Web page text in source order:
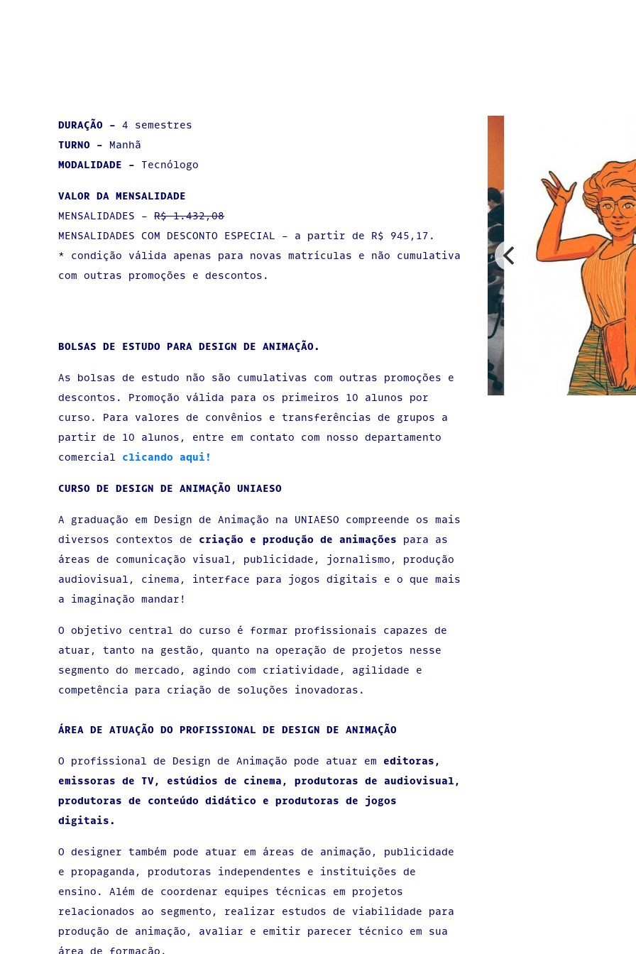
DURAÇÃO -4 semestres
TURNO - Manhã
MODALIDADE - Tecnólogo
VALOR DA MENSALIDADE
MENSALIDADES -R$ 1.432,08
MENSALIDADES COM DESCONTO ESPECIAL - a partir de R$ 945,17.
* condição válida apenas para novas matrículas e não cumulativa
com outras promoções e descontos.
BOLSAS DE ESTUDO PARA DESIGN DE ANIMAÇÃO.
As bolsas de estudo não são cumulativas com outras promoções e
descontos. Promoção válida para os primeiros 10 alunos por
curso. Para valores de convênios e transferências de grupos a
partir de 10 alunos, entre em contato com nosso departamento
comercial clicando aqui!
CURSO DE DESIGN DE ANIMAÇÃO UNIAESO
A graduação em Design de Animação na UNIAESO compreende os mais
diversos contextos de criação e produção de animações para as
áreas de comunicação visual, publicidade, jornalismo, produção
audiovisual, cinema, interface para jogos digitais e o que mais
a imaginação mandar!
O objetivo central do curso é formar profissionais capazes de
atuar, tanto na gestão, quanto na operação de projetos nesse
segmento do mercado, agindo com criatividade, agilidade e
competência para criação de soluções inovadoras.
ÁREA DE ATUAÇÃO DO PROFISSIONAL DE DESIGN DE ANIMAÇÃO
O profissional de Design de Animação pode atuar em editoras,
emissoras de TV, estúdios de cinema, produtoras de audiovisual,
produtoras de conteúdo didático e produtoras de jogos
digitais.
O designer também pode atuar em áreas de animação, publicidade
e propaganda, produtoras independentes e instituições de
ensino. Além de coordenar equipes técnicas em projetos
relacionados ao segmento, realizar estudos de viabilidade para
produção de animação, avaliar e emitir parecer técnico em sua